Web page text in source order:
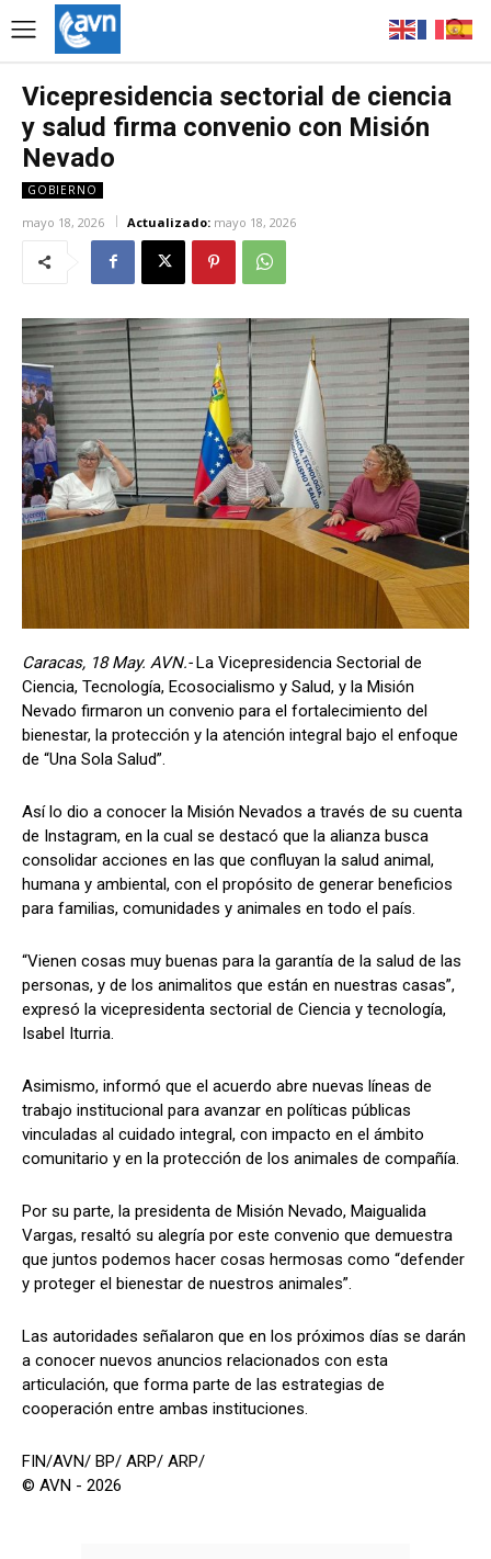
Vicepresidencia sectorial de ciencia
y salud firma convenio con Misión
Nevado
GOBIERNO
mayo 18, 2026 Actualizado: mayo 18, 2026
Caracas, 18 May. AVN.-La Vicepresidencia Sectorial de
Ciencia, Tecnología, Ecosocialismo y Salud, y la Misión
Nevado firmaron un convenio para el fortalecimiento del
bienestar, la protección y la atención integral bajo el enfoque
de “Una Sola Salud”.
Así lo dio a conocer la Misión Nevados a través de su cuenta
de Instagram, en la cual se destacó que la alianza busca
consolidar acciones en las que confluyan la salud animal,
humana y ambiental, con el propósito de generar beneficios
para familias, comunidades y animales en todo el país.
“Vienen cosas muy buenas para la garantía de la salud de las
personas, y de los animalitos que están en nuestras casas”,
expresó la vicepresidenta sectorial de Ciencia y tecnología,
Isabel Iturria.
Asimismo, informó que el acuerdo abre nuevas líneas de
trabajo institucional para avanzar en políticas públicas
vinculadas al cuidado integral, con impacto en el ámbito
comunitario y en la protección de los animales de compañía.
Por su parte, la presidenta de Misión Nevado, Maigualida
Vargas, resaltó su alegría por este convenio que demuestra
que juntos podemos hacer cosas hermosas como “defender
y proteger el bienestar de nuestros animales”.
Las autoridades señalaron que en los próximos días se darán
a conocer nuevos anuncios relacionados con esta
articulación, que forma parte de las estrategias de
cooperación entre ambas instituciones.
FIN/AVN/ BP/ ARP/ ARP/
© AVN - 2026